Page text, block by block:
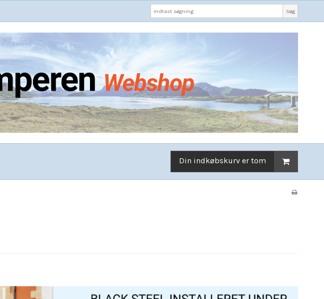
Søg
Din indkøbskurv er tom